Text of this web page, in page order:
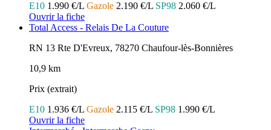
E10 1.990 €/L Gazole 2.190 €/L SP98 2.060 €/L
Ouvrir la fiche
Total Access - Relais De La Couture
RN 13 Rte D'Evreux, 78270 Chaufour-lès-Bonnières
10,9 km
Prix (extrait)
E10 1.936 €/L Gazole 2.115 €/L SP98 1.990 €/L
Ouvrir la fiche